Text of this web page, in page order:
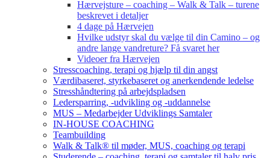
Hærvejsture – coaching – Walk & Talk – turene
beskrevet i detaljer
4 dage på Hærvejen
Hvilke udstyr skal du vælge til din Camino – og
andre lange vandreture? Få svaret her
Videoer fra Hærvejen
Stresscoaching, terapi og hjælp til din angst
Værdibaseret, styrkebaseret og anerkendende ledelse
Stresshåndtering på arbejdspladsen
Ledersparring, -udvikling og -uddannelse
MUS – Medarbejder Udviklings Samtaler
IN-HOUSE COACHING
Teambuilding
Walk & Talk® til møder, MUS, coaching og terapi